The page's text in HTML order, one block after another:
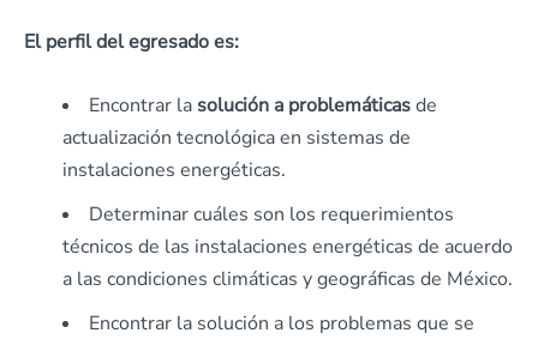
El perfil del egresado es:
Encontrar lasolución a problemáticasde
actualización tecnológica en sistemas de
instalaciones energéticas.
Determinar cuáles son los requerimientos
técnicos de las instalaciones energéticas de acuerdo
a las condiciones climáticas y geográficas de México.
Encontrar la solución a los problemas que se